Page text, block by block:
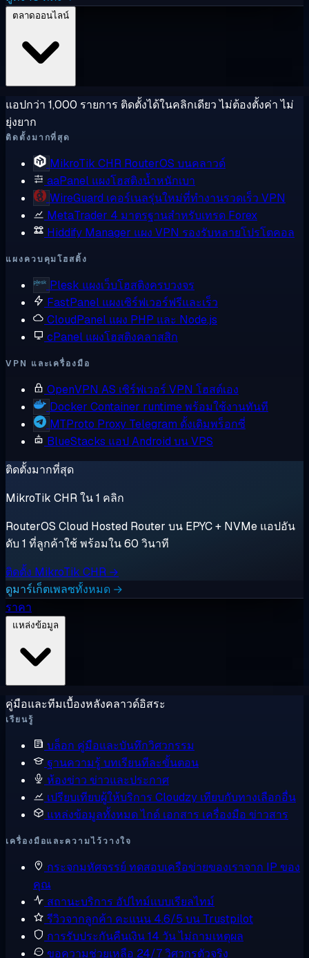
แอปกว่า 1,000 รายการ ติดตั้งได้ในคลิกเดียว ไม่ต้องตั้งค่า ไม่
ยุ่งยาก
ติดตั้งมากที่สุด
MikroTik CHR RouterOS บนคลาวด์
aaPanel แผงโฮสติงน้ำหนักเบา
WireGuard เคอร์เนลรุ่นใหม่ที่ทำงานรวดเร็ว VPN
MetaTrader 4 มาตรฐานสำหรับเทรด Forex
Hiddify Manager แผง VPN รองรับหลายโปรโตคอล
แผงควบคุมโฮสติ้ง
Plesk แผงเว็บโฮสติงครบวงจร
FastPanel แผงเซิร์ฟเวอร์ฟรีและเร็ว
CloudPanel แผง PHP และ Node.js
cPanel แผงโฮสติงคลาสสิก
VPN และเครื่องมือ
OpenVPN AS เซิร์ฟเวอร์ VPN โฮสต์เอง
Docker Container runtime พร้อมใช้งานทันที
MTProto Proxy Telegram ดั้งเดิมพร็อกซี่
BlueStacks แอป Android บน VPS
ติดตั้งมากที่สุด
MikroTik CHR ใน 1 คลิก
RouterOS Cloud Hosted Router บน EPYC + NVMe แอปอัน
ดับ 1 ที่ลูกค้าใช้ พร้อมใน 60 วินาที
ติดตั้ง MikroTik CHR →
ดูมาร์เก็ตเพลซทั้งหมด →
ราคา
คู่มือและทีมเบื้องหลังคลาวด์อิสระ
เรียนรู้
บล็อก คู่มือและบันทึกวิศวกรรม
ฐานความรู้ บทเรียนทีละขั้นตอน
ห้องข่าว ข่าวและประกาศ
เปรียบเทียบผู้ให้บริการ Cloudzy เทียบกับทางเลือกอื่น
แหล่งข้อมูลทั้งหมดไกด์ เอกสาร เครื่องมือ ข่าวสาร
เครื่องมือและความไว้วางใจ
กระจกมหัศจรรย์ ทดสอบเครือข่ายของเราจาก IP ของ
คุณ
สถานะบริการ อัปไทม์แบบเรียลไทม์
รีวิวจากลูกค้า คะแนน 4.6/5 บน Trustpilot
การรับประกันคืนเงิน14 วัน ไม่ถามเหตุผล
ขอความช่วยเหลือ 24/7 วิศวกรตัวจริง